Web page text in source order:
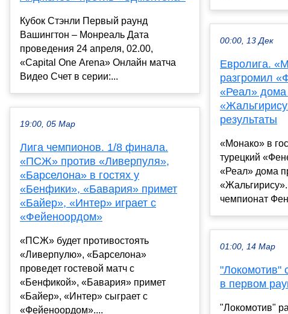
Кубок Стэнли Первый раунд
Вашингтон – Монреаль Дата
проведения 24 апреля, 02.00,
«Capital One Arena» Онлайн матча
Видео Счет в серии:...
19:00, 05 Мар
Лига чемпионов. 1/8 финала.
«ПСЖ» против «Ливерпуля»,
«Барселона» в гостях у
«Бенфики», «Бавария» примет
«Байер», «Интер» играет с
«Фейеноордом»
«ПСЖ» будет противостоять
«Ливерпулю», «Барселона»
проведет гостевой матч с
«Бенфикой», «Бавария» примет
«Байер», «Интер» сыграет с
«Фейеноордом»....
00:00, 13 Дек
Евролига.
разгромил
«Реал» дома
результаты
«Монако» в
турецкий
«Реал» дома
чемпионат
01:00, 14 Мар
"Локомотив"
в первом
"Локомотив"